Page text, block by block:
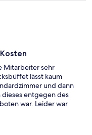
Mitarbeiter sehr
lässt kaum
und dann
entgegen des
war. Leider war
sollten lt.